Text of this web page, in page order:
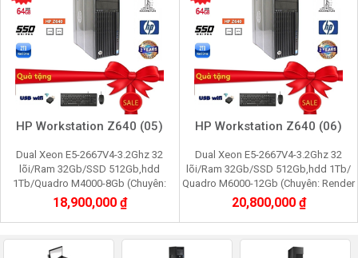
HP Workstation Z640 (05)
Dual Xeon E5-2667V4-3.2Ghz 32
lõi/Ram 32Gb/SSD 512Gb,hdd
1Tb/Quadro M4000-8Gb (Chuyên:
Render 3d,Edit video máy ảo, cầy giả
lập game, youtube, tiktok)
18,900,000 ₫
HP Workstation Z640 (06)
Dual Xeon E5-2667V4-3.2Ghz 32
lõi/Ram 32Gb/SSD 512Gb,hdd 1Tb/
Quadro M6000-12Gb (Chuyên: Render
3d,Edit video máy ảo , cầy giả lập
game, youtube, tik
20,800,000 ₫